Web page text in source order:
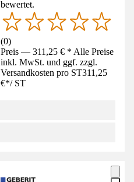
bewertet.
(0)
Preis — 311,25 € * Alle Preise
inkl. MwSt. und ggf. zzgl.
Versandkosten pro ST311,25
€*/ ST